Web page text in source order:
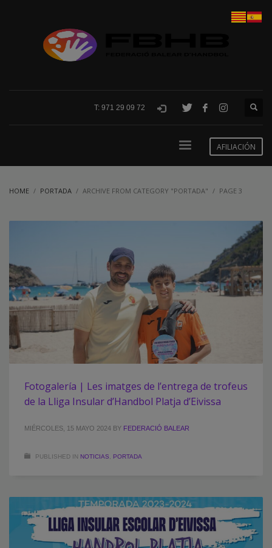
T: 971 29 09 72
AFILIACIÓN
HOME PORTADA ARCHIVE FROM CATEGORY "PORTADA" PAGE 3
Fotogalería | Les imatges de l’entrega de trofeus
de la Lliga Insular d’Handbol Platja d’Eivissa
MIÉRCOLES, 15 MAYO 2024 BY FEDERACIÓ BALEAR
PUBLISHED IN NOTICIAS PORTADA